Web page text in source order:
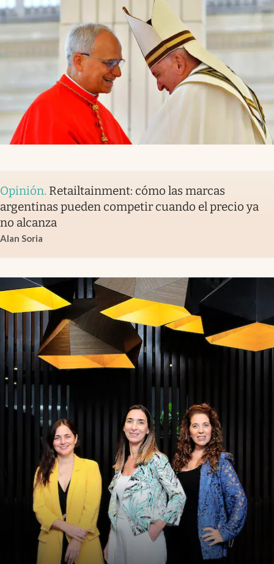
Opinión. Retailtainment: cómo las marcas
argentinas pueden competir cuando el precio ya
no alcanza
Alan Soria